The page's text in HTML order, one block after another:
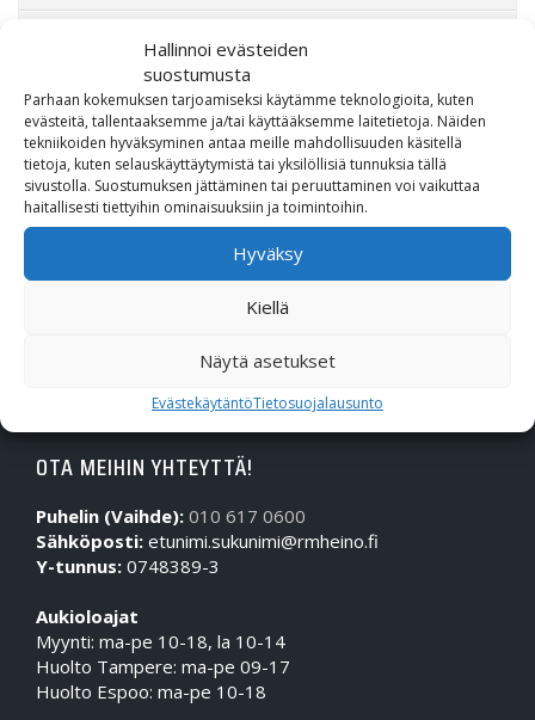
Hallinnoi evästeiden
suostumusta
Parhaan kokemuksen tarjoamiseksi käytämme teknologioita, kuten
evästeitä, tallentaaksemme ja/tai käyttääksemme laitetietoja. Näiden
tekniikoiden hyväksyminen antaa meille mahdollisuuden käsitellä
tietoja, kuten selauskäyttäytymistä tai yksilöllisiä tunnuksia tällä
sivustolla. Suostumuksen jättäminen tai peruuttaminen voi vaikuttaa
haitallisesti tiettyihin ominaisuuksiin ja toimintoihin.
Hyväksy
Kiellä
Näytä asetukset
EvästekäytäntöTietosuojalausunto
Suzuki
SW-Motech
Varaosat/Sekalaiset
OTA MEIHIN YHTEYTTÄ!
Puhelin (Vaihde): 010 617 0600
Sähköposti: etunimi.sukunimi@rmheino.fi
Y-tunnus: 0748389-3
Aukioloajat
Myynti: ma-pe 10-18, la 10-14
Huolto Tampere: ma-pe 09-17
Huolto Espoo: ma-pe 10-18